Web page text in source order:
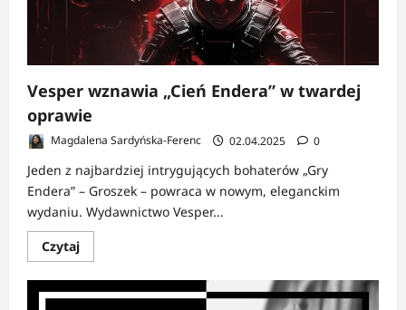
Vesper wznawia „Cień Endera” w twardej
oprawie
Magdalena Sardyńska-Ferenc 02.04.2025 0
Jeden z najbardziej intrygujących bohaterów „Gry
Endera” – Groszek – powraca w nowym, eleganckim
wydaniu. Wydawnictwo Vesper...
CzytajDowiedz
się
o
Vesper